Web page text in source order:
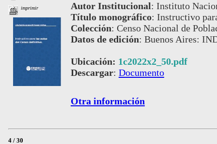
imprimir Autor Institucional: Instituto
Título monográfico: Instructivo
Colección: Censo Nacional de
Datos de edición: Buenos Aires:
Ubicación: 1c2022x2_50.pdf
Descargar: Documento
Otra información
4 / 30